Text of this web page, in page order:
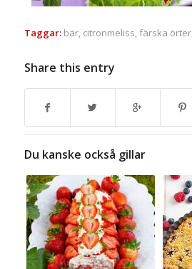
Taggar: bär, citronmeliss färska örter,
Share this entry
Du kanske också gillar